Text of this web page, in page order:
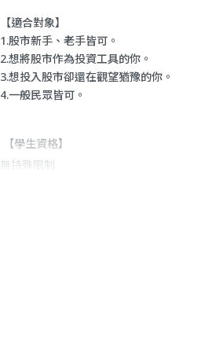
【適合對象】
1.股市新手、老手皆可。
2.想將股市作為投資工具的你。
3.想投入股市卻還在觀望猶豫的你。
4.一般民眾皆可。
【學生資格】
無特殊限制